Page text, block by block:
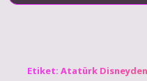
Etiket: Atatürk Disneyden